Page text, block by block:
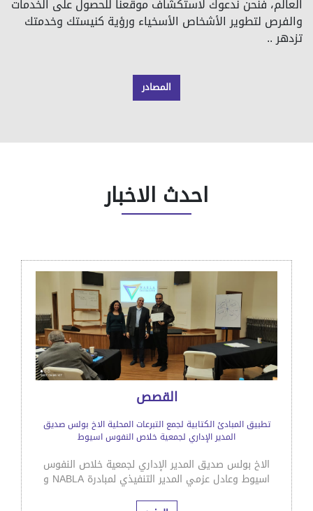
المصادر
احدث الاخبار
القصص
تطبيق المبادئ الكتابية لجمع التبرعات المحلية الاخ بولس صديق
المدير الإداري لجمعية خلاص النفوس اسيوط
الاخ بولس صديق المدير الإداري لجمعية خلاص النفوس
اسيوط وعادل عزمي المدير التنفيذي لمبادرة NABLA و